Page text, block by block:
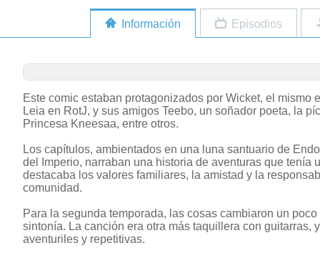
Información Episodios
Este comic estaban protagonizados por Wicket, el mismo
Leia en RotJ, y sus amigos Teebo, un soñador poeta, la
Princesa Kneesaa, entre otros.
Los capítulos, ambientados en una luna santuario de
del Imperio, narraban una historia de aventuras que tenía
destacaba los valores familiares, la amistad y la
comunidad.
Para la segunda temporada, las cosas cambiaron un
sintonía. La canción era otra más taquillera con guitarras,
aventuriles y repetitivas.